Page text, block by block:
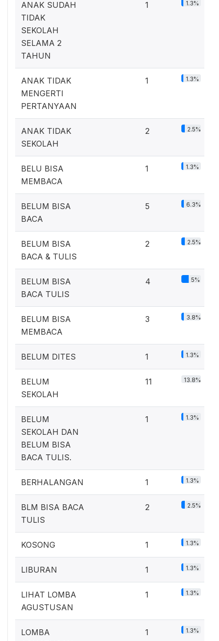
ANAK SUDAH
TIDAK
SEKOLAH
SELAMA 2
TAHUN
1 1.3%
ANAK TIDAK
MENGERTI
PERTANYAAN
1 1.3%
ANAK TIDAK
SEKOLAH
2 2.5%
BELU BISA
MEMBACA
1 1.3%
BELUM BISA
BACA
5 6.3%
BELUM BISA
BACA & TULIS
2 2.5%
BELUM BISA
BACA TULIS
4 5%
BELUM BISA
MEMBACA
3 3.8%
BELUM DITES 1 1.3%
BELUM
SEKOLAH
11 13.8%
BELUM
SEKOLAH DAN
BELUM BISA
BACA TULIS.
1 1.3%
BERHALANGAN 1 1.3%
BLM BISA BACA
TULIS
2 2.5%
KOSONG 1 1.3%
LIBURAN 1 1.3%
LIHAT LOMBA
AGUSTUSAN
1 1.3%
LOMBA
1 1.3%